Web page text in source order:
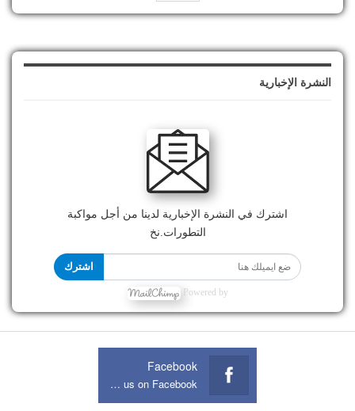
النشرة الإخبارية
اشترك في النشرة الإخبارية لدينا من أجل مواكبة
التطورات.نخ
اشترك
Powered by
Facebook
Join us on Facebook